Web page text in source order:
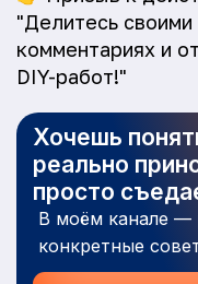
"Делитесь своими
комментариях и
DIY-работ!"
Хочешь
реально
просто
В моём канале —
конкретные